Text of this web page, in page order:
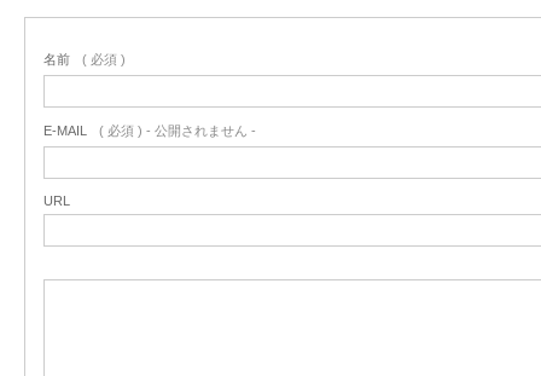
名前 ( 必須 )
E-MAIL ( 必須 ) - 公開されません -
URL